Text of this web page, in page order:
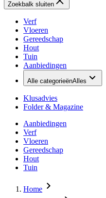
Zoekbalk sluiten
Verf
Vloeren
Gereedschap
Hout
Tuin
Aanbiedingen
Alle categorieënAlles
Klusadvies
Folder & Magazine
Aanbiedingen
Verf
Vloeren
Gereedschap
Hout
Tuin
Home